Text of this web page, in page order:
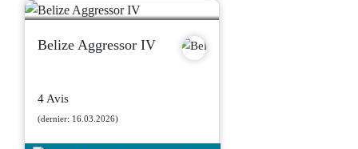
Belize Aggressor IV
4 Avis
(dernier: 16.03.2026)